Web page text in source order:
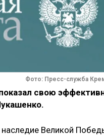
Фото: Пресс-служба
свою
Великой